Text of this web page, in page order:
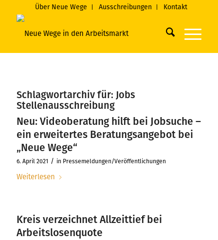
Über Neue Wege Ausschreibungen Kontakt
Schlagwortarchiv für: Jobs
Stellenausschreibung
Neu: Videoberatung hilft bei Jobsuche –
ein erweitertes Beratungsangebot bei
„Neue Wege“
6. April 2021 / in Pressemeldungen/Veröffentlichungen
Weiterlesen
Kreis verzeichnet Allzeittief bei
Arbeitslosenquote